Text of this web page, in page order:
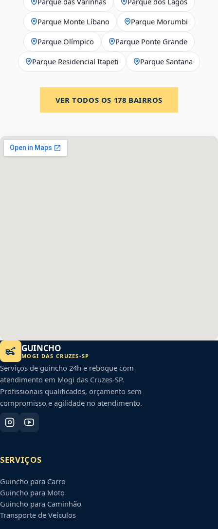
Parque Monte Líbano Parque Morumbi
Parque Olímpico Parque Ponte Grande
Parque Residencial Itapeti Parque Santana
VER TODOS OS 178 BAIRROS
GUINCHO
MOGI DAS CRUZES-SP
Serviços de guincho 24h e reboque com
atendimento em Mogi das Cruzes-SP.
Profissionais qualificados, orçamento sem
compromisso e agilidade no atendimento.
SERVIÇOS
Guincho para Carro
Guincho para Moto
Guincho para Caminhão
Transporte de Veículos